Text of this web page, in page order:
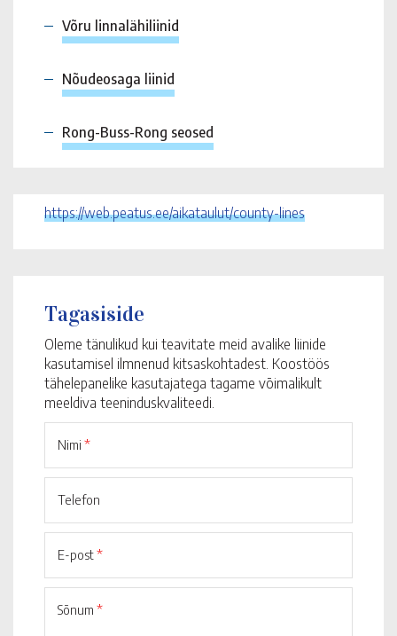
Võru linnalähiliinid
Nõudeosaga liinid
Rong-Buss-Rong seosed
https://web.peatus.ee/aikataulut/county-lines
Tagasiside
Oleme tänulikud kui teavitate meid avalike liinide
kasutamisel ilmnenud kitsaskohtadest. Koostöös
tähelepanelike kasutajatega tagame võimalikult
meeldiva teeninduskvaliteedi.
Nimi *
Telefon
E-post*
Sõnum *